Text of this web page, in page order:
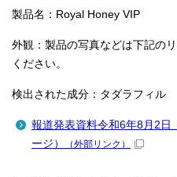
製品名：Royal Honey VIP
外観：製品の写真などは下記の
ください。
検出された成分：タダラフィル
報道発表資料令和6年8月2日
ージ）
（外部リンク）